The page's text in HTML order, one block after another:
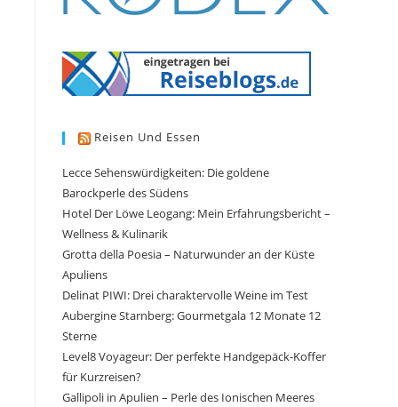
Reisen Und Essen
Lecce Sehenswürdigkeiten: Die goldene
Barockperle des Südens
Hotel Der Löwe Leogang: Mein Erfahrungsbericht –
Wellness & Kulinarik
Grotta della Poesia – Naturwunder an der Küste
Apuliens
Delinat PIWI: Drei charaktervolle Weine im Test
Aubergine Starnberg: Gourmetgala 12 Monate 12
Sterne
Level8 Voyageur: Der perfekte Handgepäck-Koffer
für Kurzreisen?
Gallipoli in Apulien – Perle des Ionischen Meeres